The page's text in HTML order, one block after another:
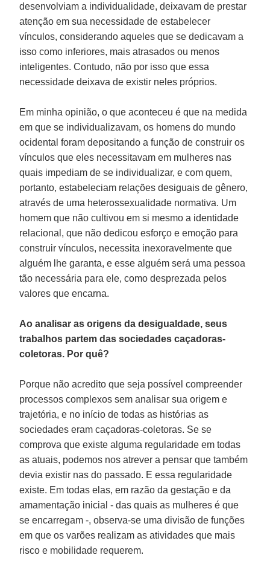
desenvolviam a individualidade, deixavam de prestar
atenção em sua necessidade de estabelecer
vínculos, considerando aqueles que se dedicavam a
isso como inferiores, mais atrasados ou menos
inteligentes. Contudo, não por isso que essa
necessidade deixava de existir neles próprios.
Em minha opinião, o que aconteceu é que na medida
em que se individualizavam, os homens do mundo
ocidental foram depositando a função de construir os
vínculos que eles necessitavam em mulheres nas
quais impediam de se individualizar, e com quem,
portanto, estabeleciam relações desiguais de gênero,
através de uma heterossexualidade normativa. Um
homem que não cultivou em si mesmo a identidade
relacional, que não dedicou esforço e emoção para
construir vínculos, necessita inexoravelmente que
alguém lhe garanta, e esse alguém será uma pessoa
tão necessária para ele, como desprezada pelos
valores que encarna.
Ao analisar as origens da desigualdade, seus
trabalhos partem das sociedades caçadoras-
coletoras. Por quê?
Porque não acredito que seja possível compreender
processos complexos sem analisar sua origem e
trajetória, e no início de todas as histórias as
sociedades eram caçadoras-coletoras. Se se
comprova que existe alguma regularidade em todas
as atuais, podemos nos atrever a pensar que também
devia existir nas do passado. E essa regularidade
existe. Em todas elas, em razão da gestação e da
amamentação inicial - das quais as mulheres é que
se encarregam -, observa-se uma divisão de funções
em que os varões realizam as atividades que mais
risco e mobilidade requerem.